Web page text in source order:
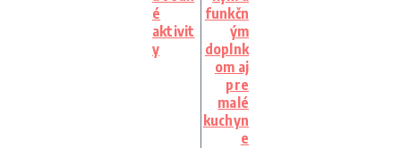
é
aktivit
y
funkčn
ým
doplnk
om aj
pre
malé
kuchyn
e